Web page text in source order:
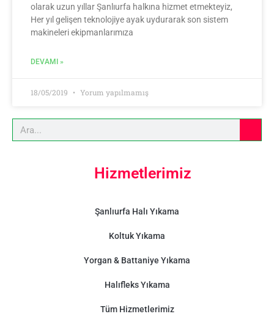
olarak uzun yıllar Şanlıurfa halkına hizmet etmekteyiz,
Her yıl gelişen teknolojiye ayak uydurarak son sistem
makineleri ekipmanlarımıza
DEVAMI »
18/05/2019 Yorum yapılmamış
Hizmetlerimiz
Şanlıurfa Halı Yıkama
Koltuk Yıkama
Yorgan & Battaniye Yıkama
Halıfleks Yıkama
Tüm Hizmetlerimiz